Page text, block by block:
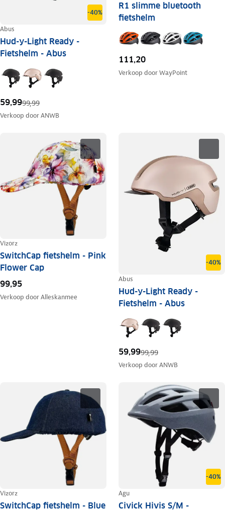
-40%
Abus
Hud-y-Light Ready -
Fietshelm - Abus
59,9999,99
Verkoop doorANWB
R1 slimme bluetooth
fietshelm
111,20
Verkoop doorWayPoint
Vizorz
SwitchCap fietshelm - Pink
Flower Cap
99,95
Verkoop doorAlleskanmee
-40%
Abus
Hud-y-Light Ready -
Fietshelm - Abus
59,9999,99
Verkoop doorANWB
Vizorz
SwitchCap fietshelm - Blue
-40%
Agu
Civick Hivis S/M -